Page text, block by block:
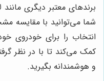
برندهای معتبر دیگری
شما می‌توانید با مقایسه
انتخاب را برای خودروی
کمک می‌کند تا با در نظر
و هوشمندانه بگیرید.